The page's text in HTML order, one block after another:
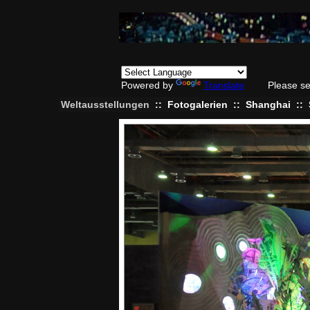
Powered by Translate
Please
Weltausstellungen
:: Fotogalerien :: Shanghai ::